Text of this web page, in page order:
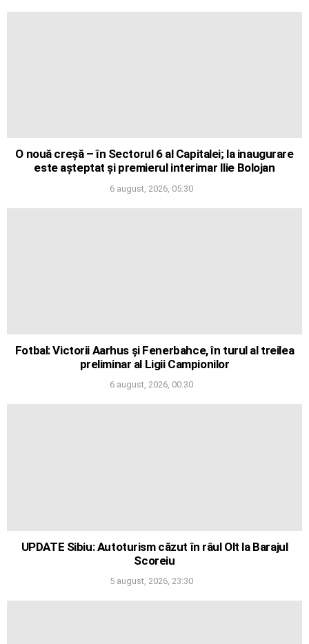
O nouă creșă – în Sectorul 6 al Capitalei; la inaugurare
este așteptat și premierul interimar Ilie Bolojan
6 august, 2026, 05:30
Fotbal: Victorii Aarhus și Fenerbahce, în turul al treilea
preliminar al Ligii Campionilor
6 august, 2026, 00:30
UPDATE Sibiu: Autoturism căzut în râul Olt la Barajul
Scoreiu
5 august, 2026, 23:30